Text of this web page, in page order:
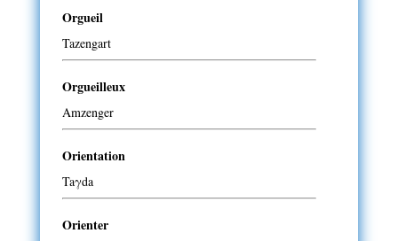
Orgueil
Tazengart
Orgueilleux
Amzenger
Orientation
Taγda
Orienter